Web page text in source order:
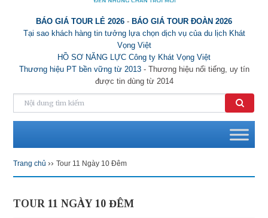
BÁO GIÁ TOUR LẺ 2026 - BÁO GIÁ TOUR ĐOÀN 2026
Tại sao khách hàng tin tưởng lựa chọn dịch vụ của du lịch Khát
Vọng Việt
HỒ SƠ NĂNG LỰC Công ty Khát Vọng Việt
Thương hiệu PT bền vững từ 2013- Thương hiệu nổi tiếng, uy tín
được tin dùng từ 2014
Trang chủ ››Tour 11 Ngày 10 Đêm
TOUR 11 NGÀY 10 ĐÊM